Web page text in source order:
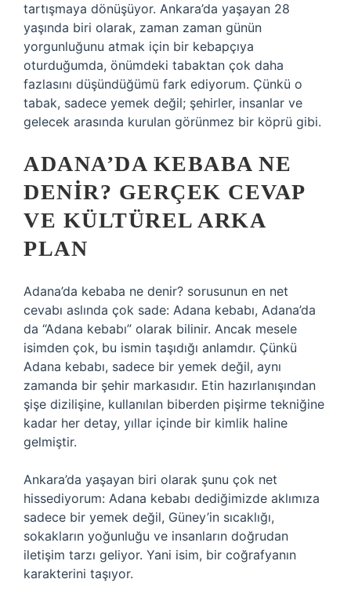
tartışmaya dönüşüyor. Ankara’da yaşayan 28
yaşında biri olarak, zaman zaman günün
yorgunluğunu atmak için bir kebapçıya
oturduğumda, önümdeki tabaktan çok daha
fazlasını düşündüğümü fark ediyorum. Çünkü o
tabak, sadece yemek değil; şehirler, insanlar ve
gelecek arasında kurulan görünmez bir köprü gibi.
ADANA’DA KEBABA NE
DENIR? GERÇEK CEVAP
VE KÜLTÜREL ARKA
PLAN
Adana’da kebaba ne denir? sorusunun en net
cevabı aslında çok sade: Adana kebabı, Adana’da
da “Adana kebabı” olarak bilinir. Ancak mesele
isimden çok, bu ismin taşıdığı anlamdır. Çünkü
Adana kebabı, sadece bir yemek değil, aynı
zamanda bir şehir markasıdır. Etin hazırlanışından
şişe dizilişine, kullanılan biberden pişirme tekniğine
kadar her detay, yıllar içinde bir kimlik haline
gelmiştir.
Ankara’da yaşayan biri olarak şunu çok net
hissediyorum: Adana kebabı dediğimizde aklımıza
sadece bir yemek değil, Güney’in sıcaklığı,
sokakların yoğunluğu ve insanların doğrudan
iletişim tarzı geliyor. Yani isim, bir coğrafyanın
karakterini taşıyor.